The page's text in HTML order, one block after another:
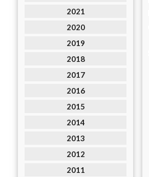
2021
2020
2019
2018
2017
2016
2015
2014
2013
2012
2011